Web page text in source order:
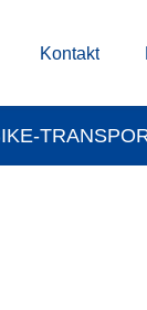
Kontakt